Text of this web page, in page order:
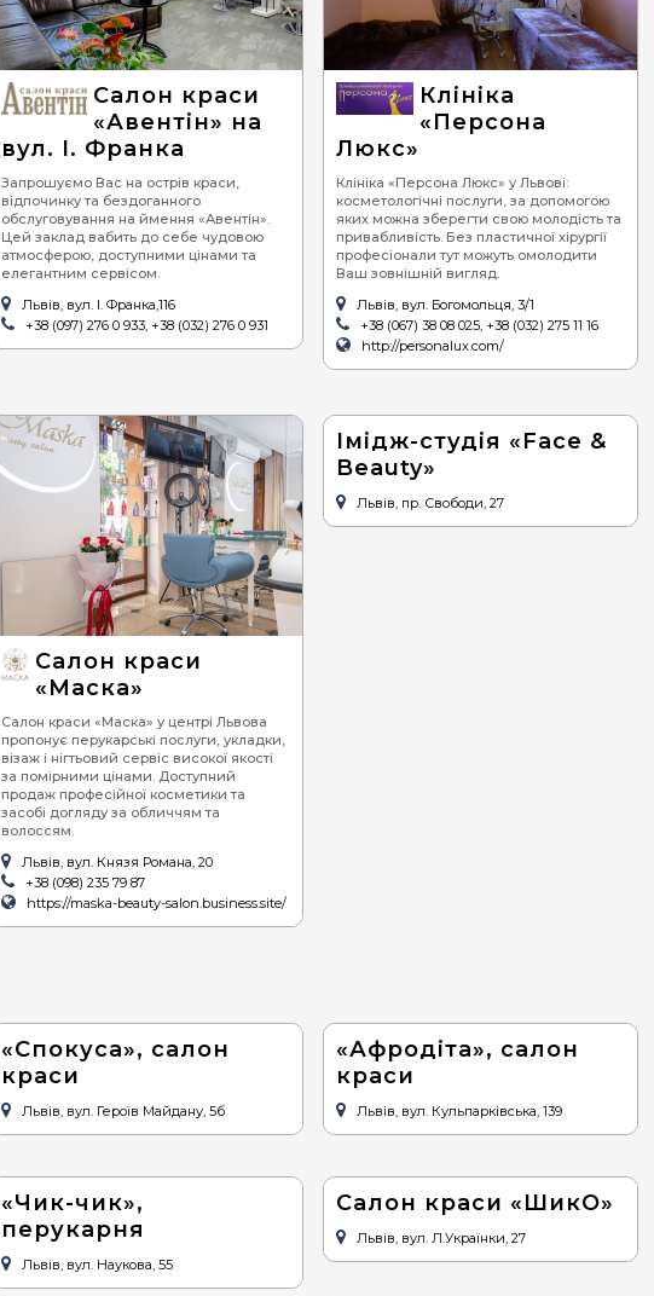
середземноморська
вегетеріанська
Салон краси
«Авентін» на
вул. І. Франка
Запрошуємо Вас на острів краси,
відпочинку та бездоганного
обслуговування на ймення «Авентін».
Цей заклад вабить до себе чудовою
атмосферою, доступними цінами та
елегантним сервісом.
Львів, вул. І. Франка,116
+38 (097) 276 0 933, +38 (032) 276 0 931
Клініка
«Персона
Люкс»
Клініка «Персона Люкс» у Львові:
косметологічні послуги, за допомогою
яких можна зберегти свою молодість та
привабливість. Без пластичної хірургії
професіонали тут можуть омолодити
Ваш зовнішній вигляд.
Львів, вул. Богомольця, 3/1
+38 (067) 38 08 025, +38 (032) 275 11 16
http://personalux.com/
Салон краси
«Маска»
Салон краси «Маска» у центрі Львова
пропонує перукарські послуги, укладки,
візаж і нігтьовий сервіс високої якості
за помірними цінами. Доступний
продаж професійної косметики та
засобі догляду за обличчям та
волоссям.
Львів, вул. Князя Романа, 20
+38 (098) 235 79 87
https://maska-beauty-salon.business.site/
Імідж-студія «Face &
Beauty»
Львів, пр. Свободи, 27
«Спокуса», салон
краси
Львів, вул. Героїв Майдану, 5б
«Афродіта», салон
краси
Львів, вул. Кульпарківська, 139
«Чик-чик»,
перукарня
Львів, вул. Наукова, 55
Салон краси «ШикО»
Львів, вул. Л.Українки, 27